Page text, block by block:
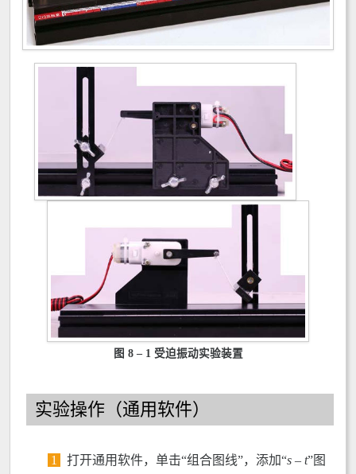
图 8 – 1 受迫振动实验装置
实验操作（通用软件）
1 打开通用软件，单击“组合图线”，添加“s – t”图